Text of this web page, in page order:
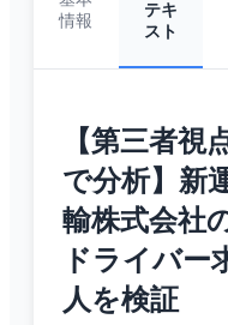
情報
テキ
スト
【第三者視
で分析】新
輸株式会社
ドライバー
人を検証